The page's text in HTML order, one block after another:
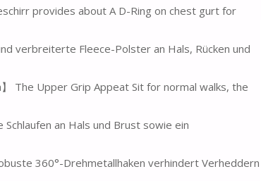
provides about A D-Ring on chest gurt for
verbreiterte Fleece-Polster an Hals, Rücken und
The Upper Grip Appeat Sit for normal walks, the
an Hals und Brust sowie ein
360°-Drehmetallhaken verhindert Verheddern